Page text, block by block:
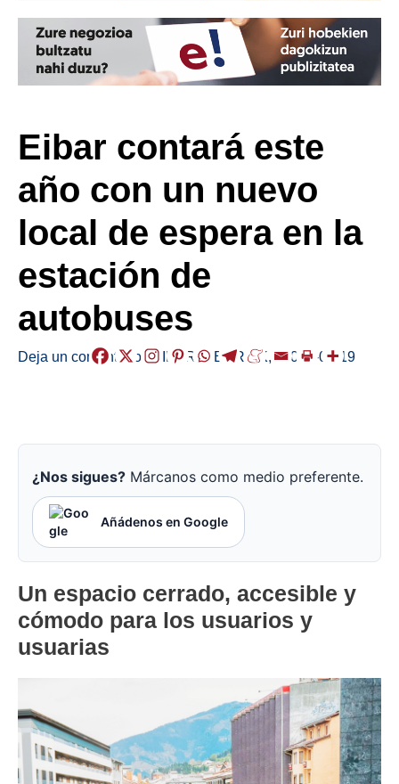
Eibar contará este
año con un nuevo
local de espera en la
estación de
autobuses
Deja un comentario /EIBAR ,HERRIAK,/2026-01-19
¿Nos sigues? Márcanos como medio preferente.
Añádenos en Google
Un espacio cerrado, accesible y
cómodo para los usuarios y
usuarias